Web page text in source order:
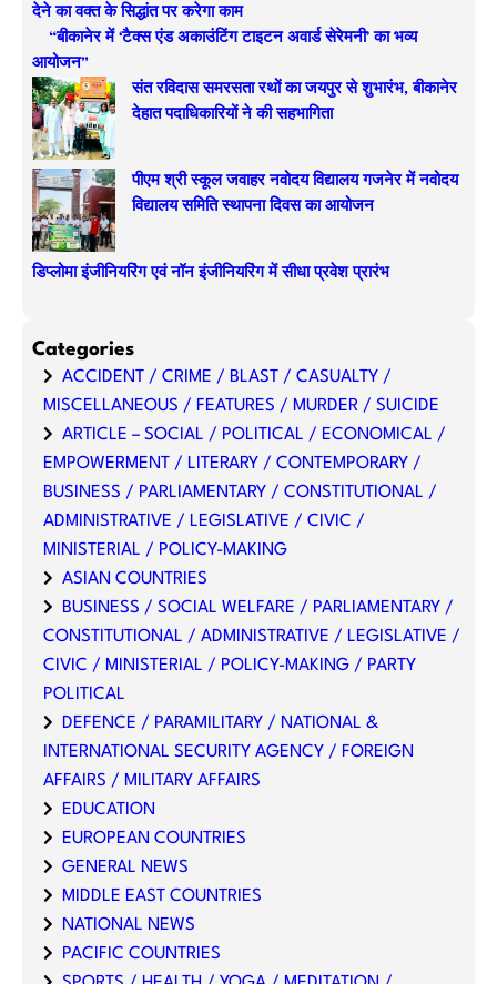
देने का वक्त के सिद्धांत पर करेगा काम
“बीकानेर में ‘टैक्स एंड अकाउंटिंग टाइटन अवार्ड सेरेमनी’ का भव्य
आयोजन”
संत रविदास समरसता रथों का जयपुर से शुभारंभ, बीकानेर
देहात पदाधिकारियों ने की सहभागिता
पीएम श्री स्कूल जवाहर नवोदय विद्यालय गजनेर में नवोदय
विद्यालय समिति स्थापना दिवस का आयोजन
डिप्लोमा इंजीनियरिंग एवं नॉन इंजीनियरिंग में सीधा प्रवेश प्रारंभ
Categories
ACCIDENT / CRIME / BLAST / CASUALTY /
MISCELLANEOUS / FEATURES / MURDER / SUICIDE
ARTICLE – SOCIAL / POLITICAL / ECONOMICAL /
EMPOWERMENT / LITERARY / CONTEMPORARY /
BUSINESS / PARLIAMENTARY / CONSTITUTIONAL /
ADMINISTRATIVE / LEGISLATIVE / CIVIC /
MINISTERIAL / POLICY-MAKING
ASIAN COUNTRIES
BUSINESS / SOCIAL WELFARE / PARLIAMENTARY /
CONSTITUTIONAL / ADMINISTRATIVE / LEGISLATIVE /
CIVIC / MINISTERIAL / POLICY-MAKING / PARTY
POLITICAL
DEFENCE / PARAMILITARY / NATIONAL &
INTERNATIONAL SECURITY AGENCY / FOREIGN
AFFAIRS / MILITARY AFFAIRS
EDUCATION
EUROPEAN COUNTRIES
GENERAL NEWS
MIDDLE EAST COUNTRIES
NATIONAL NEWS
PACIFIC COUNTRIES